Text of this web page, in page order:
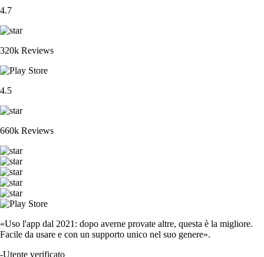
4.7
320k Reviews
4.5
660k Reviews
«Uso l'app dal 2021: dopo averne provate altre, questa è la migliore.
Facile da usare e con un supporto unico nel suo genere».
-Utente verificato